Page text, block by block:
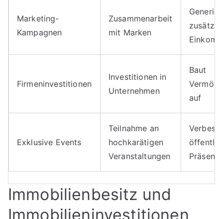
Marketing-
Kampagnen
Zusammenarbeit
mit Marken
Firmeninvestitionen
Investitionen in
Unternehmen
Baut
auf
Exklusive Events
Teilnahme an
hochkarätigen
Veranstaltungen
Präsenz
Immobilienbesitz und
Immobilieninvestitionen